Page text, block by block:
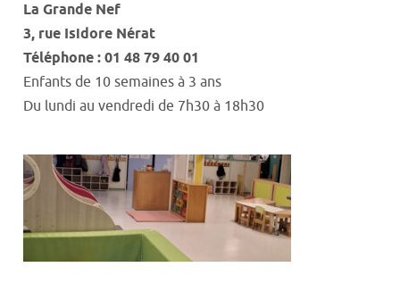
La Grande Nef
3, rue Isidore Nérat
Téléphone : 01 48 79 40 01
Enfants de 10 semaines à 3 ans
Du lundi au vendredi de 7h30 à 18h30